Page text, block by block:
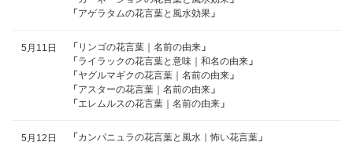
「 アゲラタムの花言葉と風水効果 」
5月11日 「 リンゴの花言葉｜名前の由来 」
「 ライラックの花言葉と意味｜和名の由来 」
「 ヤグルマギクの花言葉｜名前の由来 」
「 アスターの花言葉｜名前の由来 」
「 エレムルスの花言葉｜名前の由来 」
5月12日 「 カンパニュラの花言葉と風水｜怖い花言葉 」